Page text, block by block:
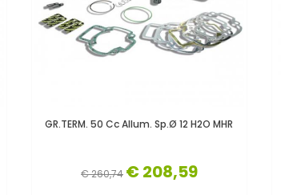
GR.TERM. 50 Cc Allum. Sp.Ø 12 H2O MHR
€ 260,74 € 208,59